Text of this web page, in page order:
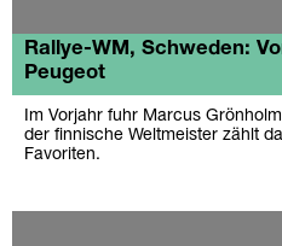
Rallye-WM, Schweden:
Peugeot
Im Vorjahr fuhr Marcus
der finnische Weltmeister zählt
Favoriten.